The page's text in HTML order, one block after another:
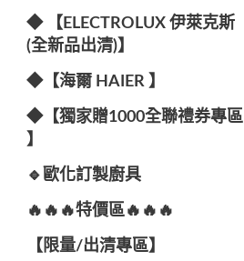
◆ 【ELECTROLUX 伊萊克斯
(全新品出清)】
◆【海爾 HAIER 】
◆【獨家贈1000全聯禮券專區
】
🔹歐化訂製廚具
🔥🔥🔥特價區🔥🔥🔥
【限量/出清專區】